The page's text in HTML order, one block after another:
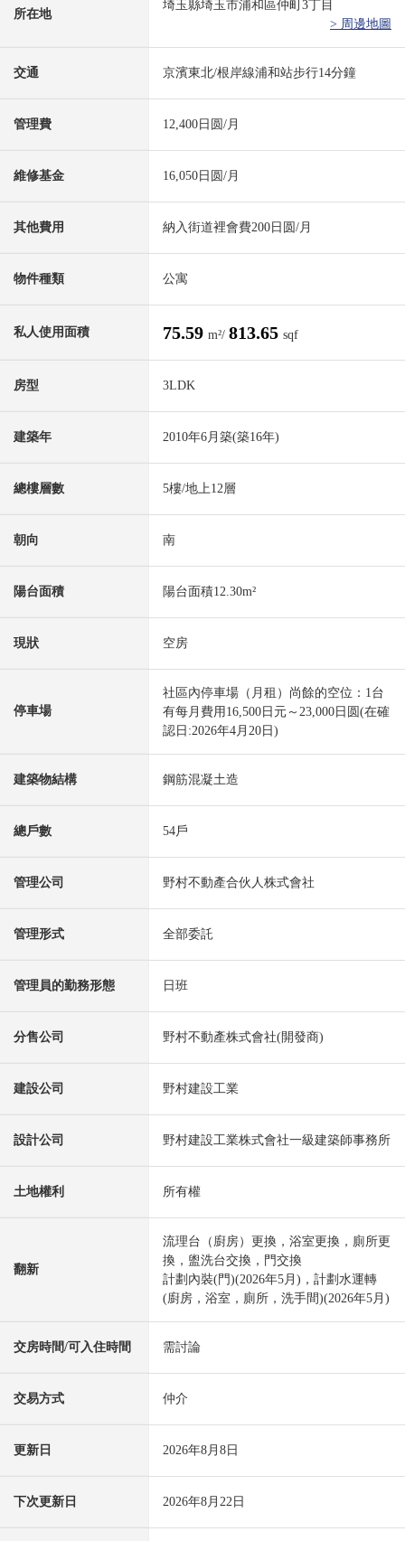
所在地
埼玉縣埼玉市浦和區仲町3丁目
> 周邊地圖
交通 京濱東北/根岸線浦和站步行14分鐘
管理費 12,400日圆/月
維修基金 16,050日圆/月
其他費用 納入街道裡會費200日圆/月
物件種類 公寓
私人使用面積 75.59 m²/ 813.65 sqf
房型 3LDK
建築年 2010年6月築(築16年)
總樓層數 5樓/地上12層
朝向 南
陽台面積 陽台面積12.30m²
現狀 空房
停車場
社區內停車場（月租）尚餘的空位：1台
有每月費用16,500日元～23,000日圆(在確
認日:2026年4月20日)
建築物結構 鋼筋混凝土造
總戶數 54戶
管理公司 野村不動產合伙人株式會社
管理形式 全部委託
管理員的勤務形態 日班
分售公司 野村不動產株式會社(開發商)
建設公司 野村建設工業
設計公司 野村建設工業株式會社一級建築師事務所
土地權利 所有權
翻新
流理台（廚房）更換，浴室更換，廁所更
換，盥洗台交換，門交換
計劃內裝(門)(2026年5月)，計劃水運轉
(廚房，浴室，廁所，洗手間)(2026年5月)
交房時間/可入住時間 需討論
交易方式 仲介
更新日 2026年8月8日
下次更新日 2026年8月22日